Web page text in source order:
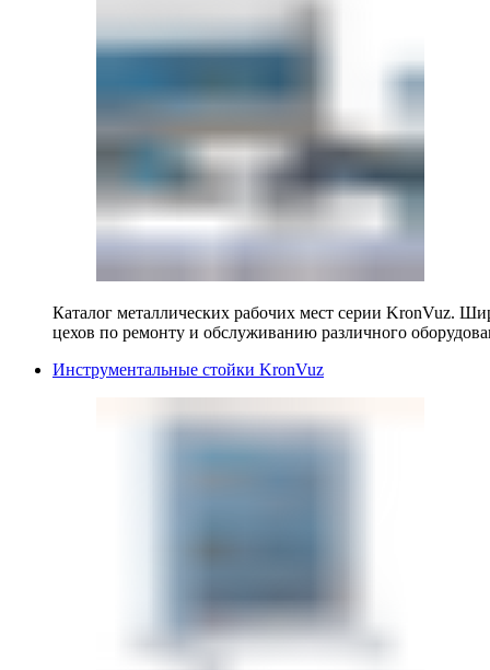
Каталог металлических рабочих мест серии KronVuz.
цехов по ремонту и обслуживанию различного
Инструментальные стойки KronVuz